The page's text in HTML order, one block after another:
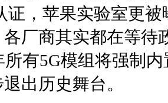
证，苹果实验室更
各厂商其实都在等
所有5G模组将强制
出历史舞台。